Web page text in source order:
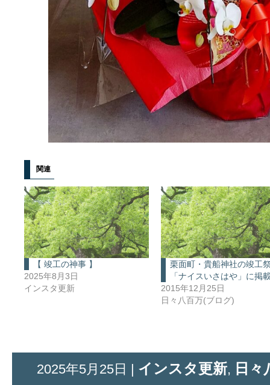
関連
【 竣工の神事 】
2025年8月3日
インスタ更新
栗面町・貴船神社の竣工
「ナイスいさはや」に掲
2015年12月25日
日々八百万(ブログ)
2025年5月25日 | インスタ更新, 日々